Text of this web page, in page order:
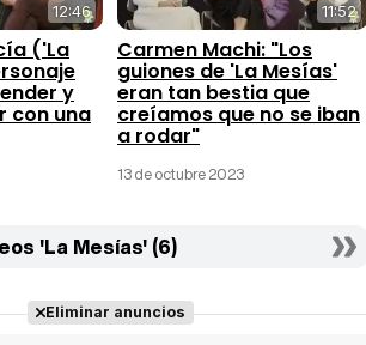
12:46
('La
y
con una
11:52
Carmen Machi: "Los
guiones de 'La Mesías'
eran tan bestia que
creíamos que no se iban
a rodar"
13 de octubre 2023
'La Mesías' (6)
Eliminar anuncios